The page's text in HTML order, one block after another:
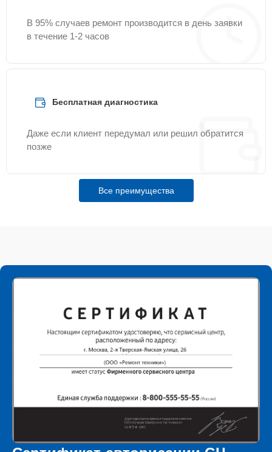
В 95% случаев ремонт производится в день заявки
в течение 1-2 часов
Бесплатная диагностика
Даже если клиент передумал или решил обратится
позже
Все преимущества